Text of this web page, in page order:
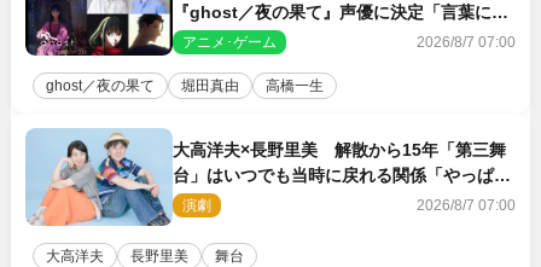
『ghost／夜の果て』声優に決定「言葉には
できない沢山の感情を思い出しました」
アニメ･ゲーム 2026/8/7 07:00
ghost／夜の果て 堀田真由 高橋一生
大高洋夫×長野里美 解散から15年「第三舞
台」はいつでも当時に戻れる関係「やっぱり
他の方たちとは違います」
演劇 2026/8/7 07:00
大高洋夫 長野里美 舞台